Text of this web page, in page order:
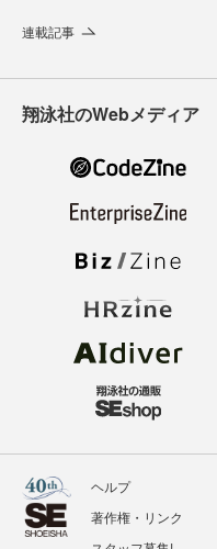
連載記事
翔泳社のWebメディア
ヘルプ
著作権・リンク